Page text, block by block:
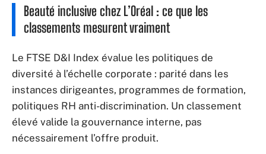
Beauté inclusive chez L’Oréal : ce que les
classements mesurent vraiment
Le FTSE D&I Index évalue les politiques de
diversité à l’échelle corporate : parité dans les
instances dirigeantes, programmes de formation,
politiques RH anti-discrimination. Un classement
élevé valide la gouvernance interne, pas
nécessairement l’offre produit.